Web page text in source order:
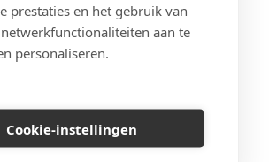
prestaties en het gebruik van
aan te
personaliseren.
Cookie-instellingen